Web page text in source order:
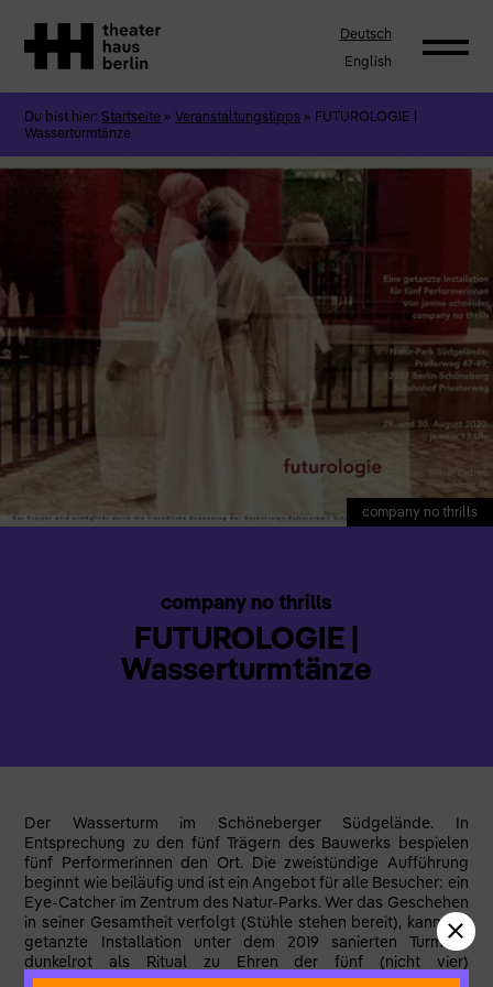
Deutsch
English
Du bist hier: Startseite »Veranstaltungstipps » FUTUROLOGIE |
Wasserturmtänze
company no thrills
company no thrills
FUTUROLOGIE |
Wasserturmtänze
Der Wasserturm im Schöneberger Südgelände. In
Entsprechung zu den fünf Trägern des Bauwerks bespielen
fünf Performerinnen den Ort. Die zweistündige Aufführung
beginnt wie beiläufig und ist ein Angebot für alle Besucher: ein
Eye-Catcher im Zentrum des Natur-Parks. Wer das Geschehen
in seiner Gesamtheit verfolgt (Stühle stehen bereit), kann die
getanzte Installation unter dem 2019 sanierten Turm in
dunkelrot als Ritual zu Ehren der fünf (nicht vier)
Himmelsrichtungen mit weitgespanntem dramaturgischen